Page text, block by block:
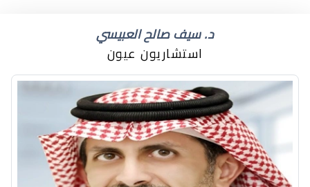
د. سيف صالح العبيسي
استشاريون عيون